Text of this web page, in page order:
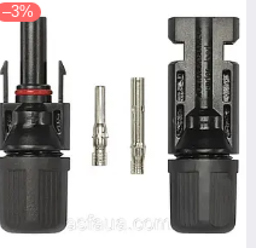
–3%